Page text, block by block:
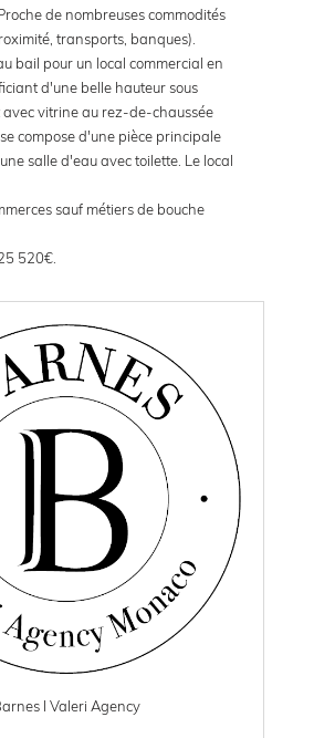
de nombreuses commodités
transports, banques).
bail pour un local commercial en
d'une belle hauteur sous
vitrine au rez-de-chaussée
compose d'une pièce principale
salle d'eau avec toilette. Le local
sauf métiers de bouche
520€.
I Valeri Agency